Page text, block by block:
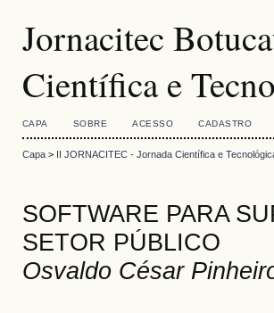
Jornacitec
Científica e
CAPA SOBRE ACESSO CADASTRO
Capa> II JORNACITEC - Jornada Científica e
SOFTWARE PARA
SETOR PÚBLICO
Osvaldo César